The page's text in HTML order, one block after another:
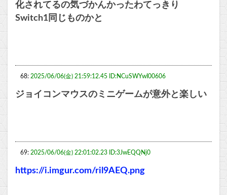
化されてるの気づかんかったわてっきり
Switch1同じものかと
68: 2025/06/06(金) 21:59:12.45 ID:NCuSWYwI00606
ジョイコンマウスのミニゲームが意外と楽しい
69: 2025/06/06(金) 22:01:02.23 ID:3JwEQQNj0
https://i.imgur.com/ril9AEQ.png